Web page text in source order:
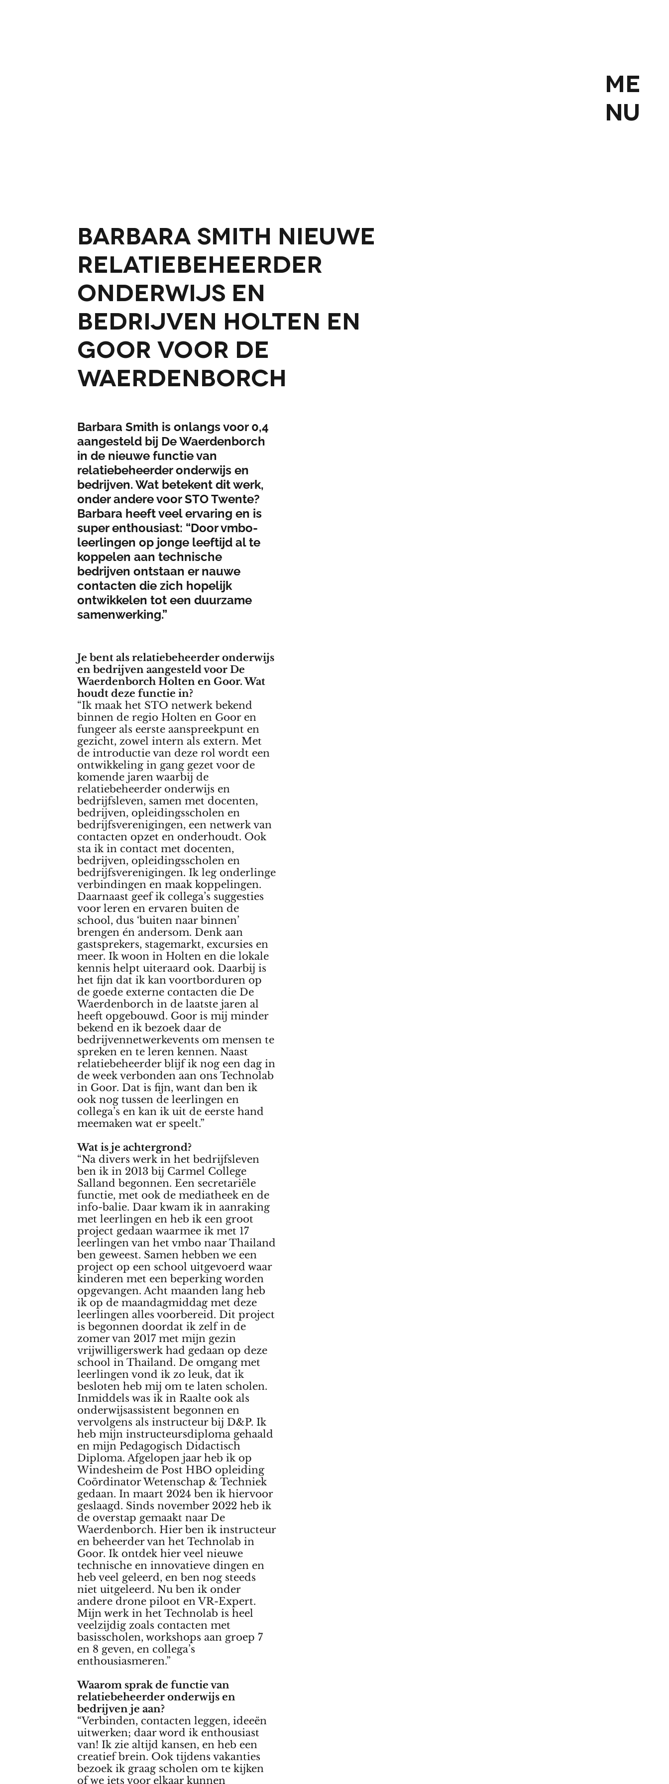
Barbara Smith nieuwe
relatiebeheerder
onderwijs en
bedrijven Holten en
Goor voor De
Waerdenborch
Barbara Smith is onlangs voor 0,4
aangesteld bij De Waerdenborch
in de nieuwe functie van
relatiebeheerder onderwijs en
bedrijven. Wat betekent dit werk,
onder andere voor STO Twente?
Barbara heeft veel ervaring en is
super enthousiast: “Door vmbo-
leerlingen op jonge leeftijd al te
koppelen aan technische
bedrijven ontstaan er nauwe
contacten die zich hopelijk
ontwikkelen tot een duurzame
samenwerking.”
Je bent als relatiebeheerder onderwijs
en bedrijven aangesteld voor De
Waerdenborch Holten en Goor. Wat
houdt deze functie in?
“Ik maak het STO netwerk bekend
binnen de regio Holten en Goor en
fungeer als eerste aanspreekpunt en
gezicht, zowel intern als extern. Met
de introductie van deze rol wordt een
ontwikkeling in gang gezet voor de
komende jaren waarbij de
relatiebeheerder onderwijs en
bedrijfsleven, samen met docenten,
bedrijven, opleidingsscholen en
bedrijfsverenigingen, een netwerk van
contacten opzet en onderhoudt. Ook
sta ik in contact met docenten,
bedrijven, opleidingsscholen en
bedrijfsverenigingen. Ik leg onderlinge
verbindingen en maak koppelingen.
Daarnaast geef ik collega’s suggesties
voor leren en ervaren buiten de
school, dus ‘buiten naar binnen’
brengen én andersom. Denk aan
gastsprekers, stagemarkt, excursies en
meer. Ik woon in Holten en die lokale
kennis helpt uiteraard ook. Daarbij is
het fijn dat ik kan voortborduren op
de goede externe contacten die De
Waerdenborch in de laatste jaren al
heeft opgebouwd. Goor is mij minder
bekend en ik bezoek daar de
bedrijvennetwerkevents om mensen te
spreken en te leren kennen. Naast
relatiebeheerder blijf ik nog een dag in
de week verbonden aan ons Technolab
in Goor. Dat is fijn, want dan ben ik
ook nog tussen de leerlingen en
collega’s en kan ik uit de eerste hand
meemaken wat er speelt.”
Wat is je achtergrond?
“Na divers werk in het bedrijfsleven
ben ik in 2013 bij Carmel College
Salland begonnen. Een secretariële
functie, met ook de mediatheek en de
info-balie. Daar kwam ik in aanraking
met leerlingen en heb ik een groot
project gedaan waarmee ik met 17
leerlingen van het vmbo naar Thailand
ben geweest. Samen hebben we een
project op een school uitgevoerd waar
kinderen met een beperking worden
opgevangen. Acht maanden lang heb
ik op de maandagmiddag met deze
leerlingen alles voorbereid. Dit project
is begonnen doordat ik zelf in de
zomer van 2017 met mijn gezin
vrijwilligerswerk had gedaan op deze
school in Thailand. De omgang met
leerlingen vond ik zo leuk, dat ik
besloten heb mij om te laten scholen.
Inmiddels was ik in Raalte ook als
onderwijsassistent begonnen en
vervolgens als instructeur bij D&P. Ik
heb mijn instructeursdiploma gehaald
en mijn Pedagogisch Didactisch
Diploma. Afgelopen jaar heb ik op
Windesheim de Post HBO opleiding
Coördinator Wetenschap & Techniek
gedaan. In maart 2024 ben ik hiervoor
geslaagd. Sinds november 2022 heb ik
de overstap gemaakt naar De
Waerdenborch. Hier ben ik instructeur
en beheerder van het Technolab in
Goor. Ik ontdek hier veel nieuwe
technische en innovatieve dingen en
heb veel geleerd, en ben nog steeds
niet uitgeleerd. Nu ben ik onder
andere drone piloot en VR-Expert.
Mijn werk in het Technolab is heel
veelzijdig zoals contacten met
basisscholen, workshops aan groep 7
en 8 geven, en collega’s
enthousiasmeren.”
Waarom sprak de functie van
relatiebeheerder onderwijs en
bedrijven je aan?
“Verbinden, contacten leggen, ideeën
uitwerken; daar word ik enthousiast
van! Ik zie altijd kansen, en heb een
creatief brein. Ook tijdens vakanties
bezoek ik graag scholen om te kijken
of we iets voor elkaar kunnen
ME
NU